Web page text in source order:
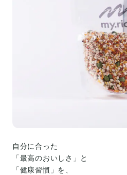
自分に合った
「最高のおいしさ」と
「健康習慣」を、